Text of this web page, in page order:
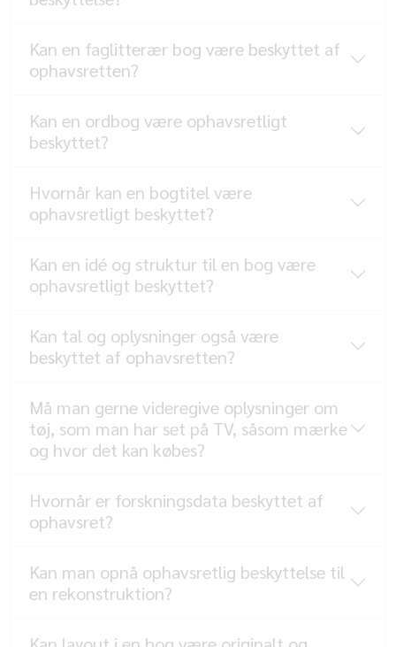
Kan en faglitterær bog være beskyttet af
ophavsretten?
Kan en ordbog være ophavsretligt
beskyttet?
Hvornår kan en bogtitel være
ophavsretligt beskyttet?
Kan en idé og struktur til en bog være
ophavsretligt beskyttet?
Kan tal og oplysninger også være
beskyttet af ophavsretten?
Må man gerne videregive oplysninger om
tøj, som man har set på TV, såsom mærke
og hvor det kan købes?
Hvornår er forskningsdata beskyttet af
ophavsret?
Kan man opnå ophavsretlig beskyttelse til
en rekonstruktion?